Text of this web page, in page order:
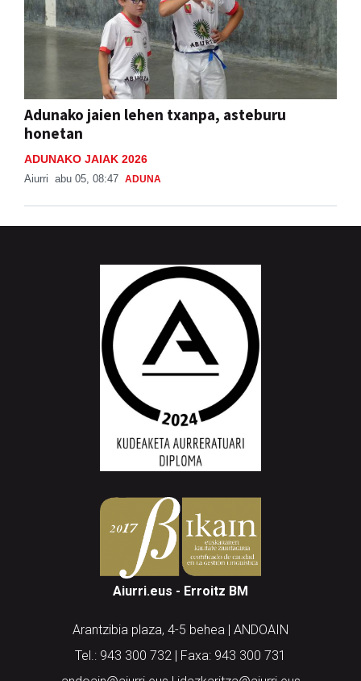
Adunako jaien lehen txanpa, asteburu
honetan
ADUNAKO JAIAK 2026
Aiurri abu 05, 08:47 ADUNA
Aiurri.eus - Erroitz BM
Arantzibia plaza, 4-5 behea | ANDOAIN
Tel.: 943 300 732 | Faxa: 943 300 731